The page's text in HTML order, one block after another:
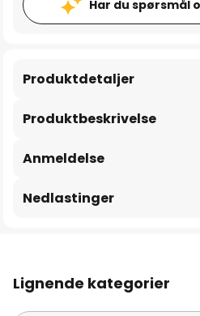
Har du spørsmål
Produktbeskrivelse
Produktdetaljer
Anmeldelse
Nedlastinger
Lignende kategorier